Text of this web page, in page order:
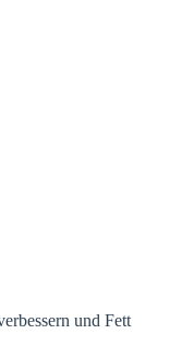
und Fett